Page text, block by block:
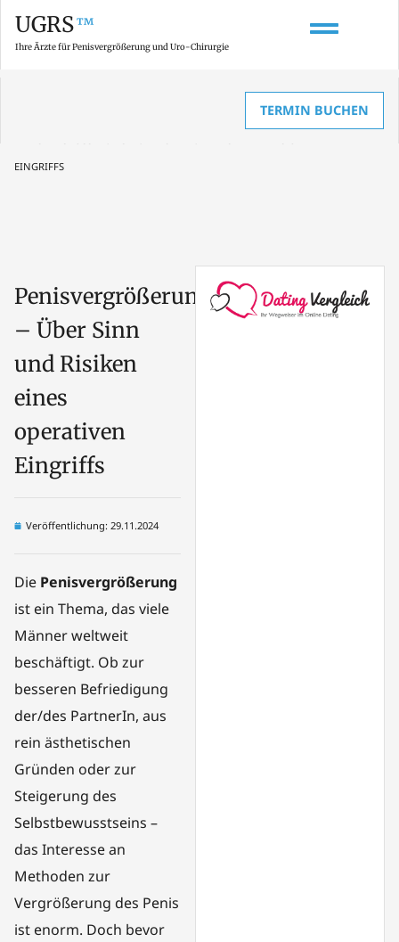
UGRS™
Ihre Ärzte für Penisvergrößerung und Uro-Chirurgie
TERMIN BUCHEN
BERICHTE & INTERVIEWS ZUR PENISVERGRÖSSERUNG »
INGRIFFS
Penisvergrößerung
– Über Sinn
und Risiken
eines
operativen
Eingriffs
Veröffentlichung: 29.11.2024
Die Penisvergrößerung
ist ein Thema, das viele
Männer weltweit
beschäftigt. Ob zur
besseren Befriedigung
der/des PartnerIn, aus
rein ästhetischen
Gründen oder zur
Steigerung des
Selbstbewusstseins –
das Interesse an
Methoden zur
Vergrößerung des Penis
ist enorm. Doch bevor